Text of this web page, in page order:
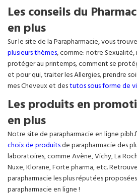
Les conseils du
en plus
Sur le site de la Parapharmacie, vous
plusieurs thèmes, comme: notre
protéger au printemps, comment se
et pour qui, traiter les Allergies, prendre
mes Cheveux et destutos sous forme de
Les produits en
en plus
Notre site de parapharmacie en ligne
choix de produitsde parapharmacie des
laboratoires, comme Avène, Vichy, La
Nuxe, Klorane, Forte pharma, etc.
parapharmacie les plus réputées
parapharmacie en ligne !